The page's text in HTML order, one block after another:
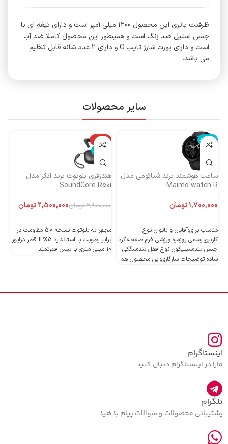
ظرفیت باتری این محصول 1200 میلی آمپر است و دارای تیغه ای با
جنس استیل ضد زنگ است و همینطور این محصول کاملا ضد آب
است و دارای پورت شارژ تایپ C و دارای 2 عدد شانه قابل تنظیم
می باشد.
سایر محصولات
ناموجود
ساعت هوشمند برند شیائومی مدل
Maimo watch R
تومان
مناسب برای:آقایان و بانوان نوع
کاربری:رسمی روزمره ورزشی فرم صفحه:گرد
جنس بند:سیلیکون نوع قفل بند:سگکی
ساده توضیحات سازگاری;این محصول هم
-14%
ناموجود
هندزفری بلوتوث برند انکر مدل
SoundCore R50i
2,900,000 تومان2,500,000تومان
مجهز به بلوتوث نسخه 5.0 مقاومت در
برابر رطوبت با استاندارد IPX5 قطر درایور
10 میلی متری با بیس قدرتمند
اینستاگرام
مارا در اینستاگرام دنبال کنید
تلگرام
پشتیبانی محصولات و سوالات پیام بدهید